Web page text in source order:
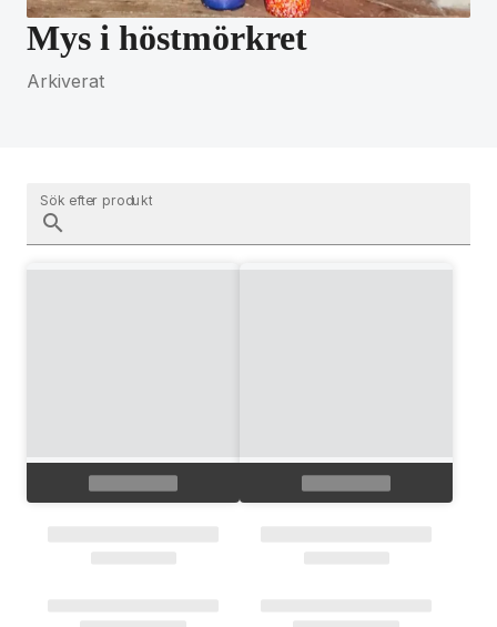
Mys i höstmörkret
Arkiverat
Sök efter produkt